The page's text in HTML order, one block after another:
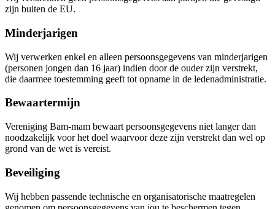
zijn buiten de EU.
Minderjarigen
Wij verwerken enkel en alleen persoonsgegevens van minderjarigen
(personen jongen dan 16 jaar) indien door de ouder zijn verstrekt,
die daarmee toestemming geeft tot opname in de ledenadministratie.
Bewaartermijn
Vereniging Bam-mam bewaart persoonsgegevens niet langer dan
noodzakelijk voor het doel waarvoor deze zijn verstrekt dan wel op
grond van de wet is vereist.
Beveiliging
Wij hebben passende technische en organisatorische maatregelen